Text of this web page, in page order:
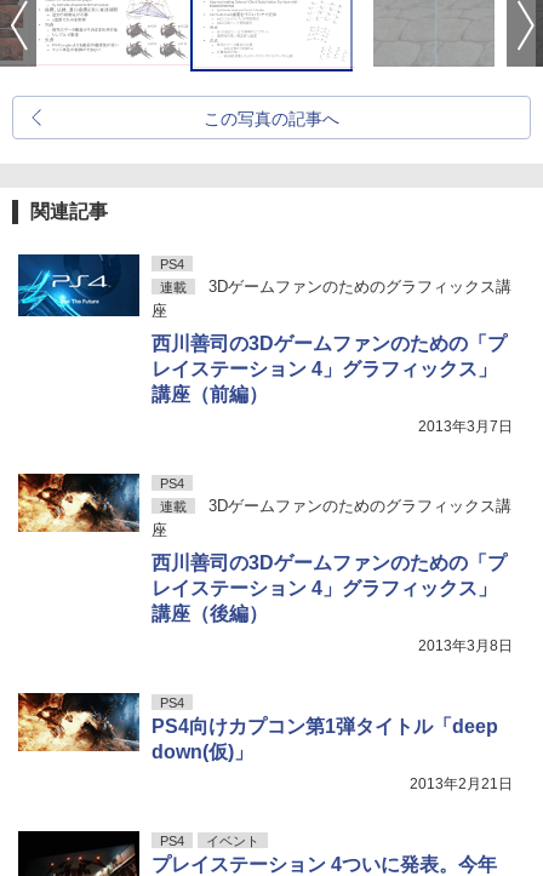
この写真の記事へ
関連記事
PS4
連載
3Dゲームファンのためのグラフィックス講
座
西川善司の3Dゲームファンのための「プ
レイステーション 4」グラフィックス」
講座（前編）
2013年3月7日
PS4
連載
3Dゲームファンのためのグラフィックス講
座
西川善司の3Dゲームファンのための「プ
レイステーション 4」グラフィックス」
講座（後編）
2013年3月8日
PS4
PS4向けカプコン第1弾タイトル「deep
down(仮)」
2013年2月21日
PS4 イベント
プレイステーション 4ついに発表。今年